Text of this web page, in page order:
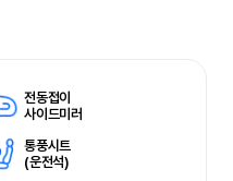
전동접이
사이드미러
통풍시트
(운전석)